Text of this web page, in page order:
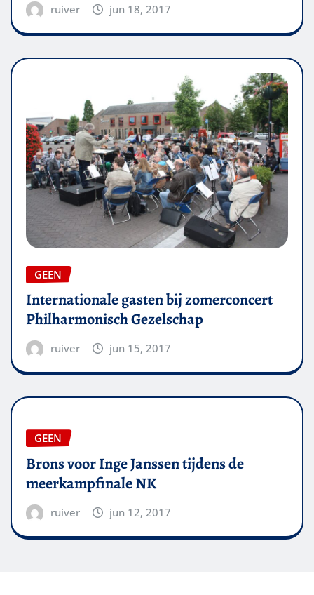
ruiver jun 18, 2017
GEEN
Internationale gasten bij zomerconcert
Philharmonisch Gezelschap
ruiver jun 15, 2017
GEEN
Brons voor Inge Janssen tijdens de
meerkampfinale NK
ruiver jun 12, 2017